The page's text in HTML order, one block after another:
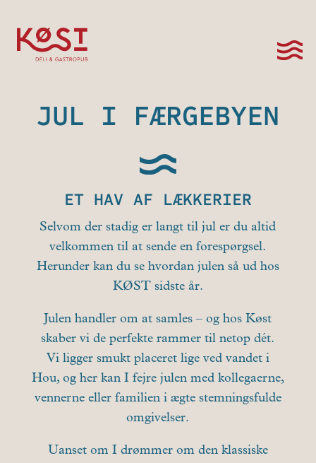
JUL I FÆRGEBYEN
ET HAV AF LÆKKERIER
Selvom der stadig er langt til jul er du altid
velkommen til at sende en forespørgsel.
Herunder kan du se hvordan julen så ud hos
KØST sidste år.
Julen handler om at samles – og hos Køst
skaber vi de perfekte rammer til netop dét.
Vi ligger smukt placeret lige ved vandet i
Hou, og her kan I fejre julen med kollegaerne,
vennerne eller familien i ægte stemningsfulde
omgivelser.
Uanset om I drømmer om den klassiske